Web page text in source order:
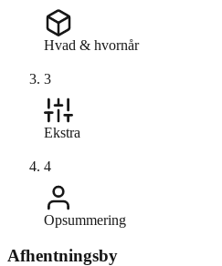
Hvad & hvornår
3
Ekstra
4
Opsummering
Afhentningsby